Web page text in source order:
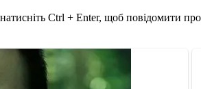
Ctrl + Enter, щоб повідомити